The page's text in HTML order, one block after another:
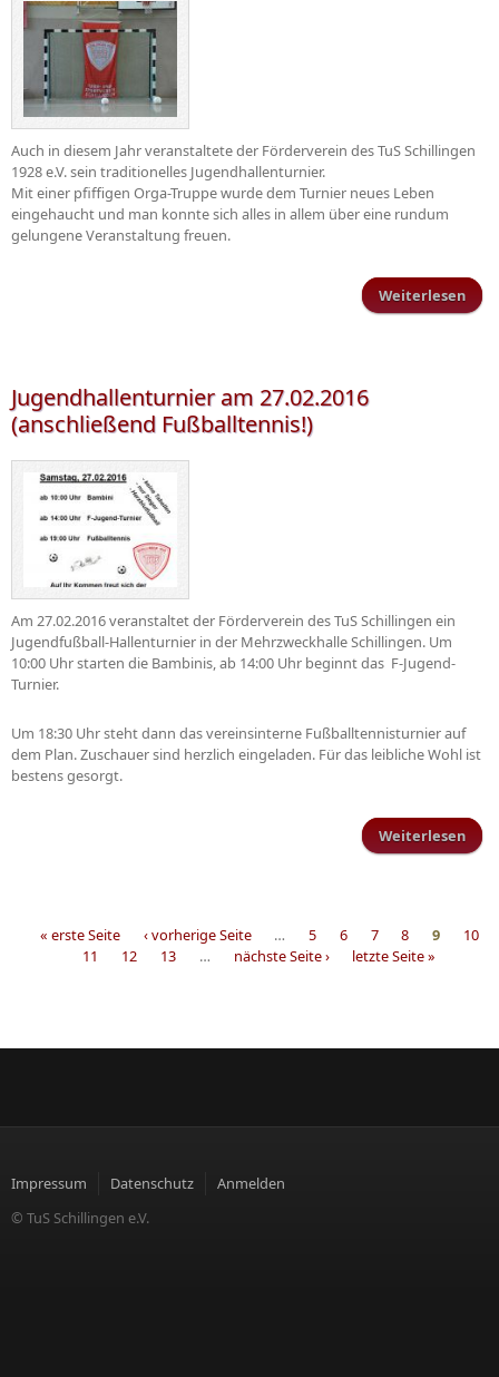
Auch in diesem Jahr veranstaltete der Förderverein des TuS Schillingen
1928 e.V. sein traditionelles Jugendhallenturnier.
Mit einer pfiffigen Orga-Truppe wurde dem Turnier neues Leben
eingehaucht und man konnte sich alles in allem über eine rundum
gelungene Veranstaltung freuen.
Weiterlesen
Jugendhallenturnier am 27.02.2016
(anschließend Fußballtennis!)
Am 27.02.2016 veranstaltet der Förderverein des TuS Schillingen ein
Jugendfußball-Hallenturnier in der Mehrzweckhalle Schillingen. Um
10:00 Uhr starten die Bambinis, ab 14:00 Uhr beginnt das F-Jugend-
Turnier.
Um 18:30 Uhr steht dann das vereinsinterne Fußballtennisturnier auf
dem Plan. Zuschauer sind herzlich eingeladen. Für das leibliche Wohl ist
bestens gesorgt.
Weiterlesen
« erste Seite ‹ vorherige Seite … 5 6 7 8 9
10
11
12 13 … nächste Seite › letzte Seite »
Impressum Datenschutz
Anmelden
© TuS Schillingen e.V.